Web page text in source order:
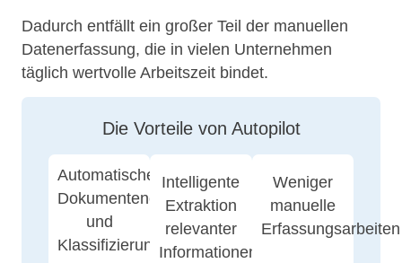
Dadurch entfällt ein großer Teil der manuellen
Datenerfassung, die in vielen Unternehmen
täglich wertvolle Arbeitszeit bindet.
Die Vorteile von Autopilot
Automatische
Dokumentenerkennung
und
Klassifizierung
Intelligente
Extraktion
relevanter
Informationen
Weniger
manuelle
Erfassungsarbeiten